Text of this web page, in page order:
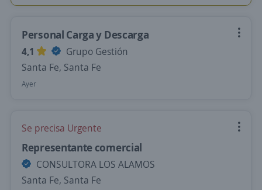
Personal Carga y Descarga
4,1
Grupo Gestión
Santa Fe, Santa Fe
Ayer
Se precisa Urgente
Representante comercial
CONSULTORA LOS ALAMOS
Santa Fe, Santa Fe